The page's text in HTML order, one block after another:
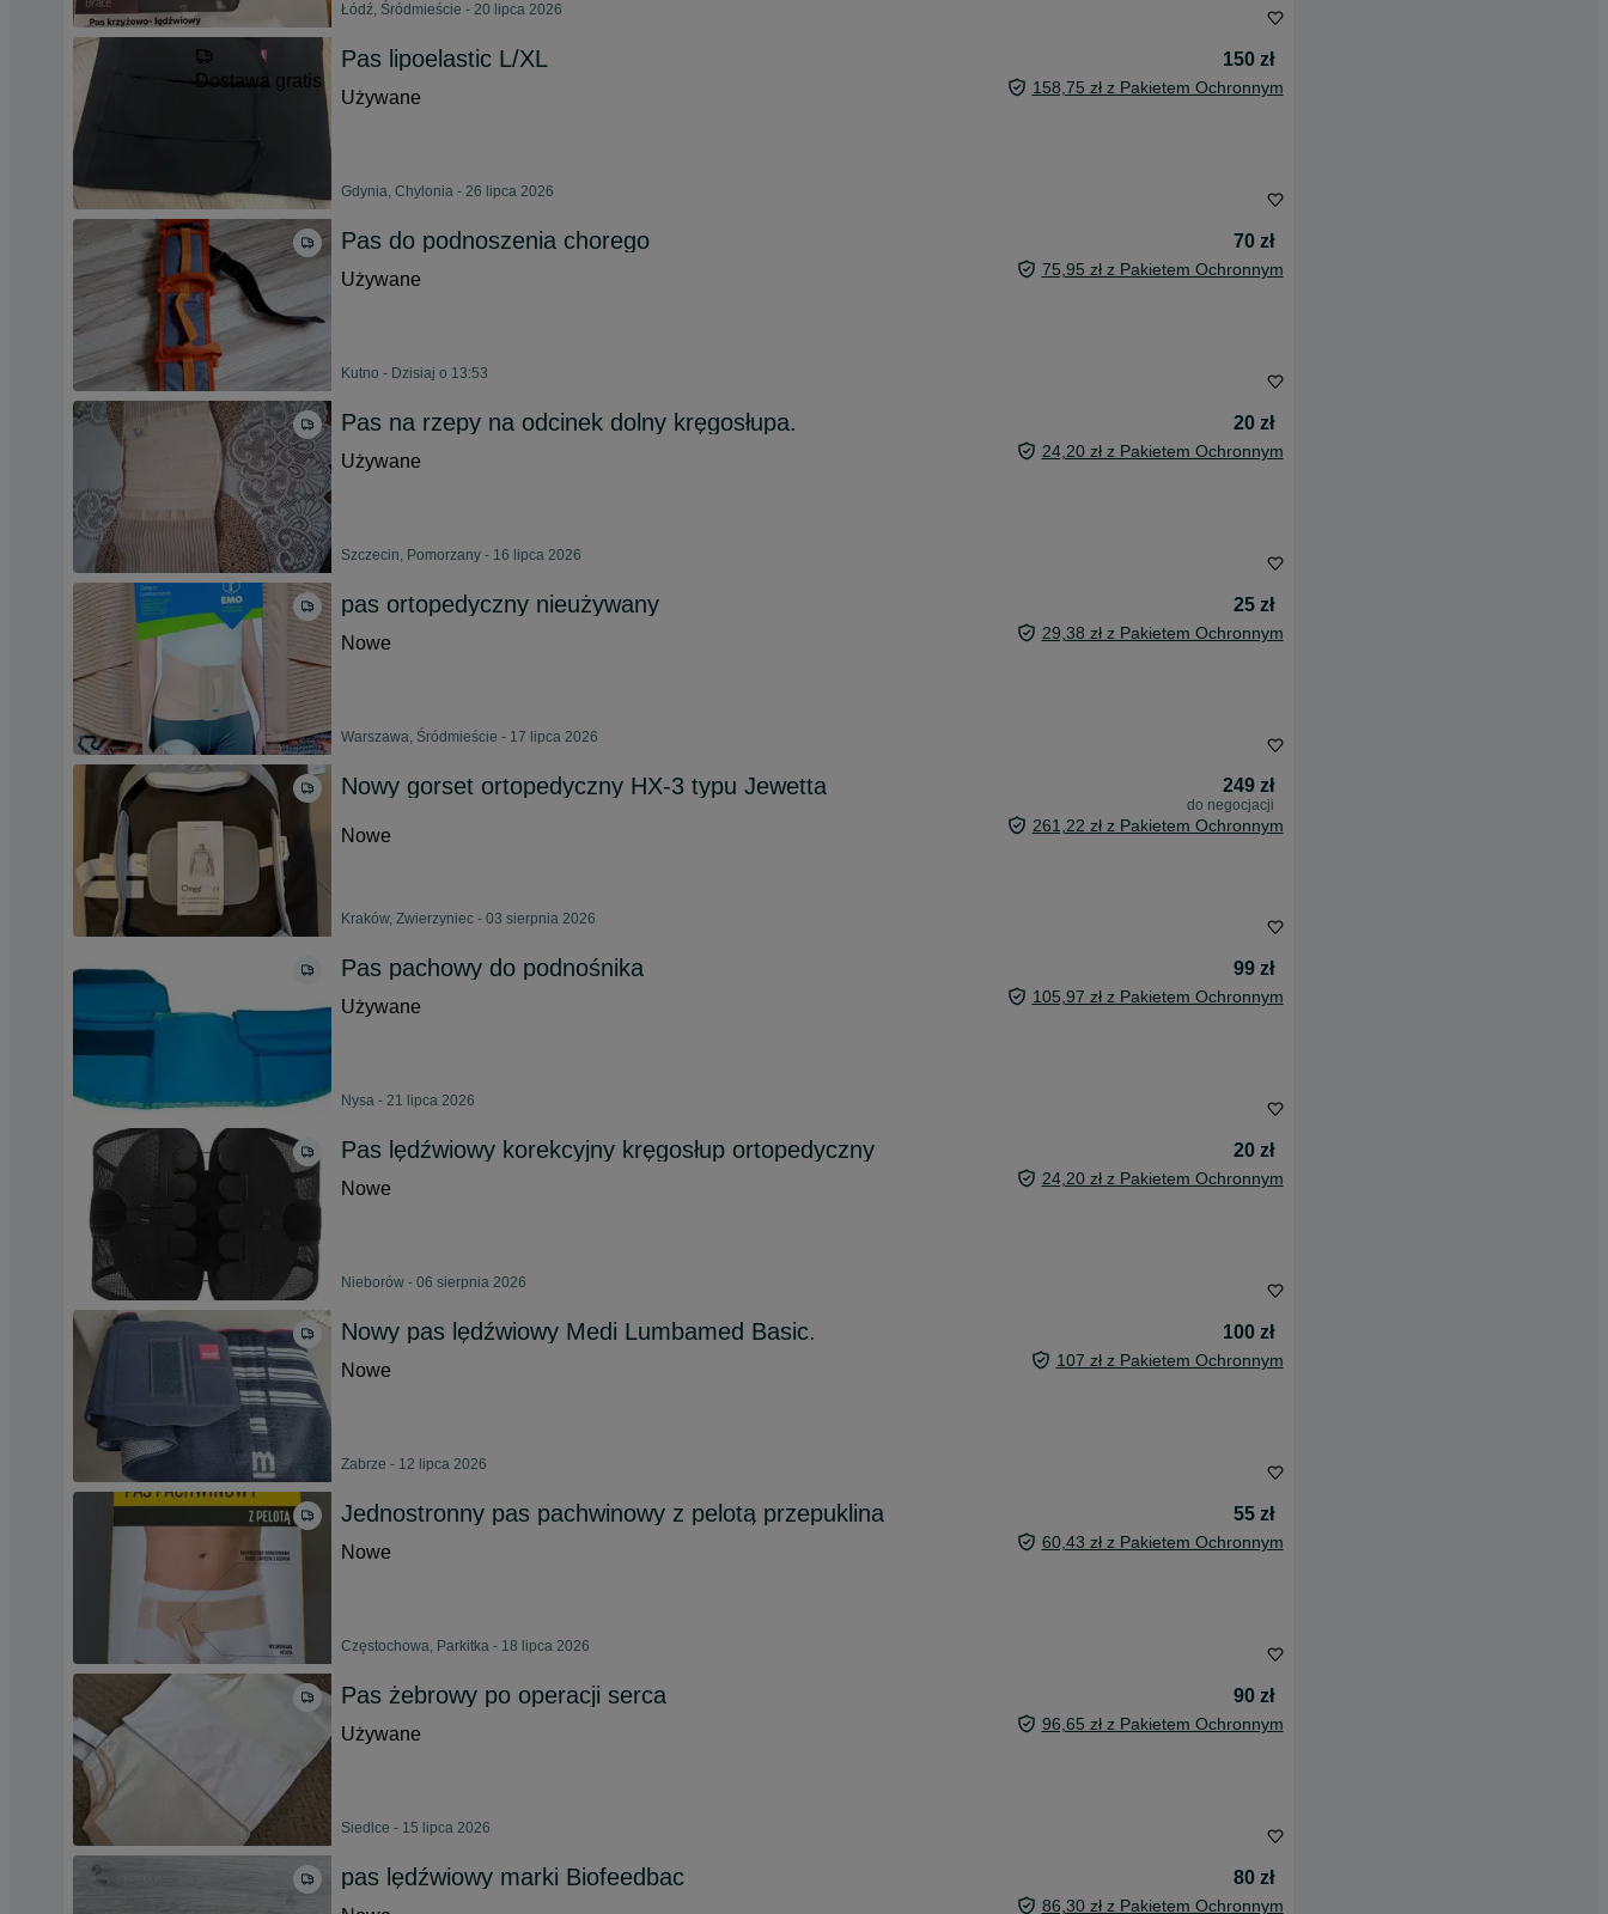
Łódź, Śródmieście - 20 lipca 2026
Dostawa gratis
Pas lipoelastic L/XL
150 zł
Używane
158,75 zł z Pakietem Ochronnym
Gdynia, Chylonia - 26 lipca 2026
Pas do podnoszenia chorego
70 zł
Używane
75,95 zł z Pakietem Ochronnym
Kutno - Dzisiaj o 13:53
Pas na rzepy na odcinek dolny kręgosłupa.
20 zł
Używane
24,20 zł z Pakietem Ochronnym
Szczecin, Pomorzany - 16 lipca 2026
pas ortopedyczny nieużywany
25 zł
Nowe
29,38 zł z Pakietem Ochronnym
Warszawa, Śródmieście - 17 lipca 2026
Nowy gorset ortopedyczny HX-3 typu Jewetta 249 zł
do negocjacji
Nowe 261,22 zł z Pakietem Ochronnym
Kraków, Zwierzyniec - 03 sierpnia 2026
Pas pachowy do podnośnika
99 zł
Używane
105,97 zł z Pakietem Ochronnym
Nysa - 21 lipca 2026
Pas lędźwiowy korekcyjny kręgosłup ortopedyczny
20 zł
Nowe
24,20 zł z Pakietem Ochronnym
Nieborów - 06 sierpnia 2026
Nowy pas lędźwiowy Medi Lumbamed Basic.
100 zł
Nowe
107 zł z Pakietem Ochronnym
Zabrze - 12 lipca 2026
Jednostronny pas pachwinowy z pelotą przepuklina
55 zł
Nowe
60,43 zł z Pakietem Ochronnym
Częstochowa, Parkitka - 18 lipca 2026
Pas żebrowy po operacji serca
90 zł
Używane
96,65 zł z Pakietem Ochronnym
Siedlce - 15 lipca 2026
pas lędźwiowy marki Biofeedbac
80 zł
86,30 zł z Pakietem Ochronnym